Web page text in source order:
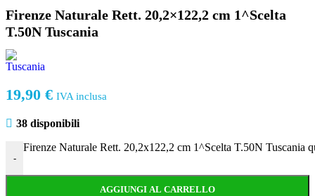
Firenze Naturale Rett. 20,2×122,2 cm 1^Scelta
T.50N Tuscania
19,90 € IVA inclusa
38 disponibili
-
Firenze Naturale Rett. 20,2x122,2 cm 1^Scelta T.50N Tuscania
AGGIUNGI AL CARRELLO